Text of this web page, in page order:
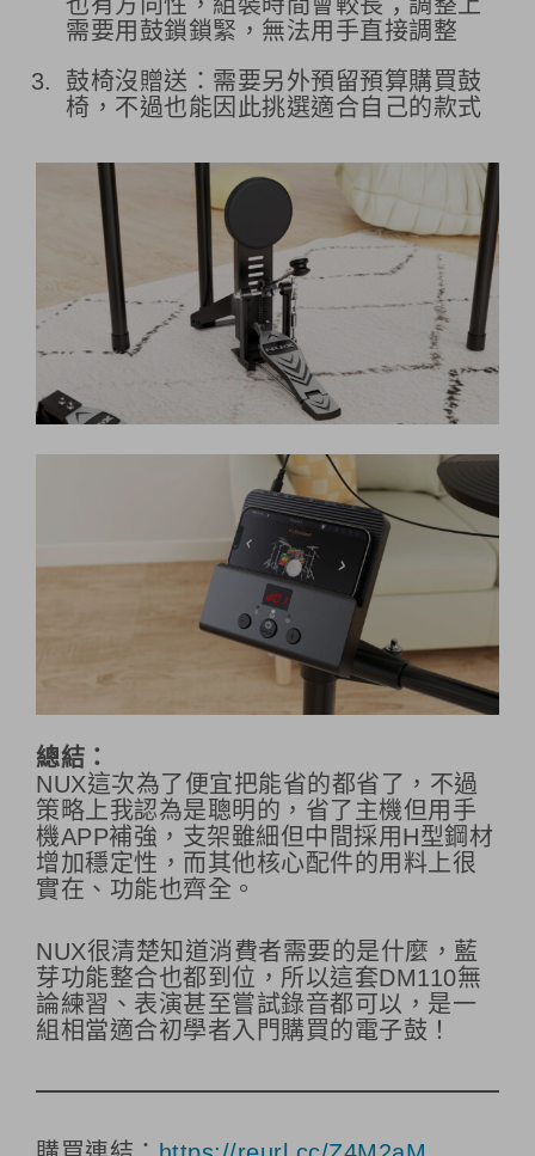
需要用鼓鎖鎖緊，無法用手直接調整
鼓椅沒贈送：需要另外預留預算購買鼓
椅，不過也能因此挑選適合自己的款式
總結：
NUX這次為了便宜把能省的都省了，不過
策略上我認為是聰明的，省了主機但用手
機APP補強，支架雖細但中間採用H型鋼材
增加穩定性，而其他核心配件的用料上很
實在、功能也齊全。
NUX很清楚知道消費者需要的是什麼，藍
芽功能整合也都到位，所以這套DM110無
論練習、表演甚至嘗試錄音都可以，是一
組相當適合初學者入門購買的電子鼓！